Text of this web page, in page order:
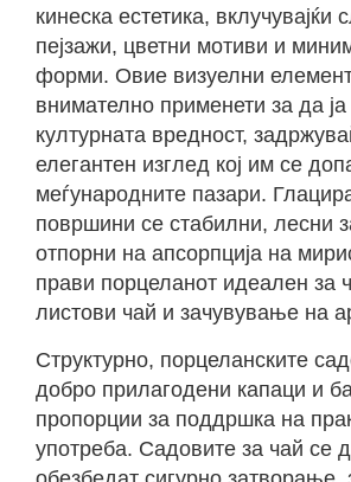
кинеска естетика, вклучувајќи
пејзажи, цветни мотиви и
форми. Овие визуелни
внимателно применети за да
културната вредност,
елегантен изглед кој им се
меѓународните пазари.
површини се стабилни, лесни
отпорни на апсорпција на
прави порцеланот идеален за
листови чай и зачувување на
Структурно, порцеланските
добро прилагодени капаци и
пропорции за поддршка на
употреба. Садовите за чай се